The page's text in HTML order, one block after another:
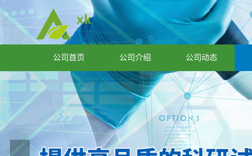
公司首页 公司介绍 公司动态